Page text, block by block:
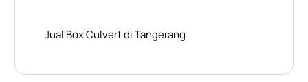
Jual Box Culvert di Tangerang